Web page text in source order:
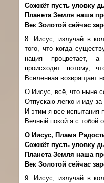
Сожжёт пусть уловку
Планета Земля наша
Век Золотой сейчас
8. Иисус, излучай в
того, что когда
нация процветает,
происходит потому,
Вселенная возвращает
О Иисус, всё, что ныне
Отпускаю легко и иду за
И этим я все испытания
Вечный покой я с тобой
О Иисус, Пламя
Сожжёт пусть уловку
Планета Земля наша
Век Золотой сейчас
9. Иисус, излучай в